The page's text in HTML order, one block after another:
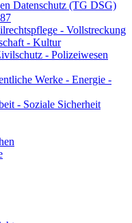
Datenschutz (TG DSG)
- Vollstreckung
- Kultur
- Polizeiwesen
Werke - Energie -
- Soziale Sicherheit